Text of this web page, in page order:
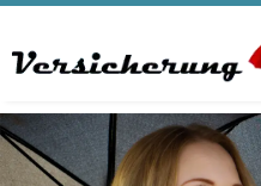
to
content